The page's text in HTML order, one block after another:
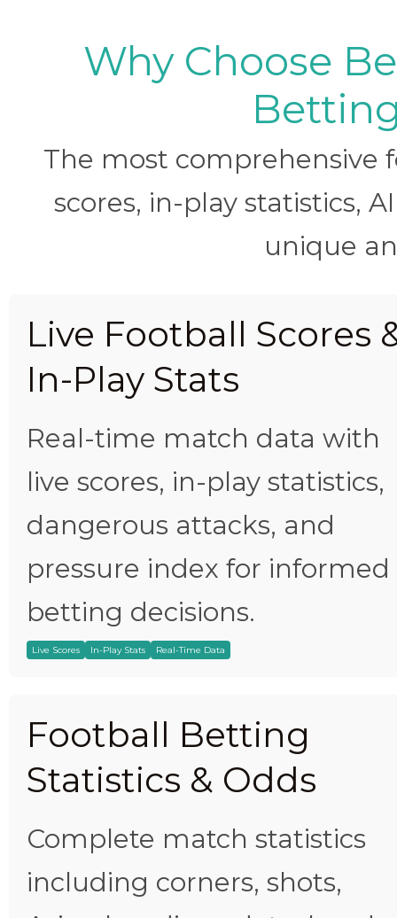
Why Choose
The most
scores, in-play statistics,
unique
Live Football Scores
In-Play Stats
Real-time match data with
live scores, in-play statistics,
dangerous attacks, and
pressure index for informed
betting decisions.
Live Scores In-Play Stats Real-Time Data
Football Betting
Statistics & Odds
Complete match statistics
including corners, shots,